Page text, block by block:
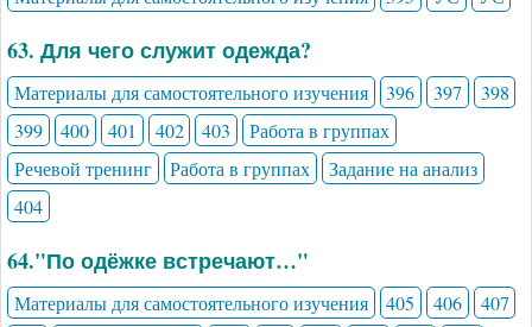
63. Для чего служит одежда?
Материалы для самостоятельного изучения 396 397
398
399
400 401 402 403
Работа в группах
Речевой тренинг
Работа в группах
Задание на анализ
404
64."По одёжке встречают…"
Материалы для самостоятельного изучения 405 406
407